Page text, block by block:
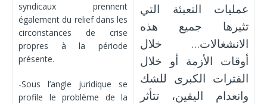
syndicaux prennent
également du relief dans les
circonstances de crise
propres à la période
présente.
-Sous l’angle juridique se
profile le problème de la
عمليات التعبئة التي
تثيرها جميع هذه
الانشغالات… خلال
أوقات الأزمة أو خلال
الفترات الكبرى للشك
وانعدام اليقين، تتأثر